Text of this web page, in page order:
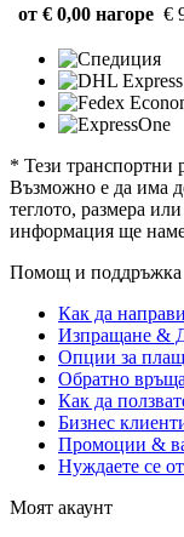
от € 0,00 нагоре €
* Тези транспортни
Възможно е да има
теглото, размера
информация ще
Помощ и поддръжка
Как да
Изпращане &
Опции за
Обратно
Как да
Бизнес
Промоции &
Нуждаете се
Моят акаунт